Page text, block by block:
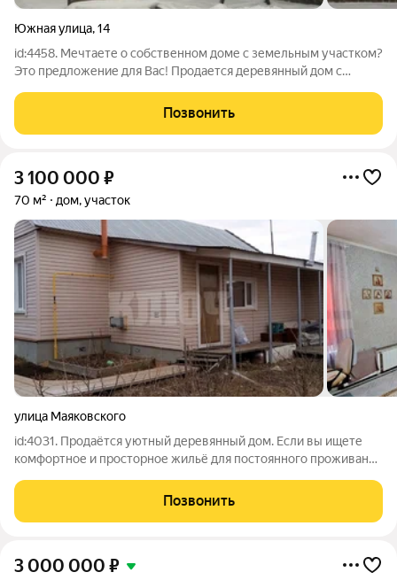
Южная улица,14
id:4458. Мечтаете о собственном доме с земельным участком?
Это предложение для Вас! Продается деревянный дом с
кв.м., земельного участка 8 соток. - Дом 1957г. Постройки. Дом
под снос. Отличное
Позвонить
3 100 000 ₽
70 м² дом, участок
улица Маяковского
id:4031. Продаётся уютный деревянный дом. Если вы ищете
комфортное и просторное жильё для постоянного проживания
Продается дом с земельным участком в районе ЛДК. Общая
площадь дома 73 кв.м.,
Позвонить
3 000 000 ₽